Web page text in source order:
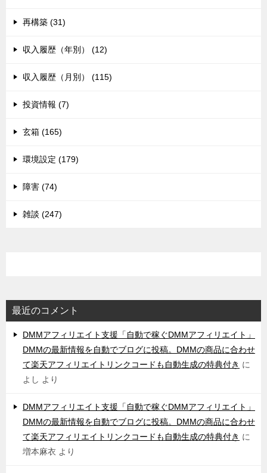
再構築 (31)
収入履歴（年別） (12)
収入履歴（月別） (115)
投資情報 (7)
玄箱 (165)
環境設定 (179)
障害 (74)
雑談 (247)
最近のコメント
DMMアフィリエイト支援「自動で稼ぐDMMアフィリエイト」
DMMの最新情報を自動でブログに投稿。DMMの商品に合わせ
て楽天アフィリエイトリンクコードも自動生成の特典付き に
よし より
DMMアフィリエイト支援「自動で稼ぐDMMアフィリエイト」
DMMの最新情報を自動でブログに投稿。DMMの商品に合わせ
て楽天アフィリエイトリンクコードも自動生成の特典付き に
増本麻衣 より